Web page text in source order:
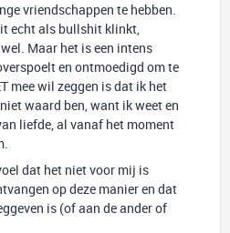
vriendschappen te hebben.
echt als bullshit klinkt,
Maar het is een intens
en ontmoedigd om te
mee wil zeggen is dat ik het
waard ben, want ik weet en
liefde, al vanaf het moment
dat het niet voor mij is
op deze manier en dat
is (of aan de ander of